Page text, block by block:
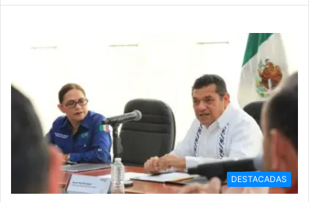
DESTACADAS